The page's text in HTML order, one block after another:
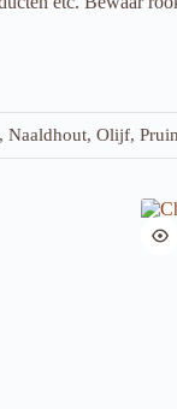
Olijf,